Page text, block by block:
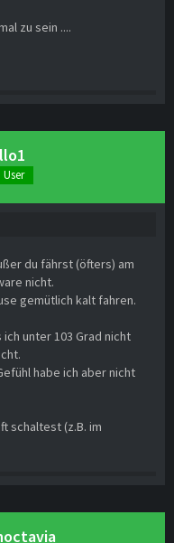
zu sein ....
du fährst (öfters) am
nicht.
gemütlich kalt fahren.
unter 103 Grad nicht
habe ich aber nicht
schaltest (z.B. im